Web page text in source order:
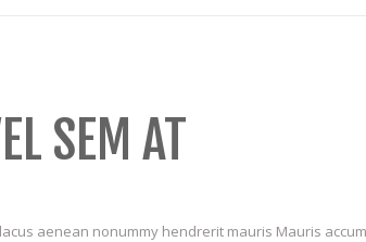
SEM AT
aenean nonummy hendrerit mauris Mauris